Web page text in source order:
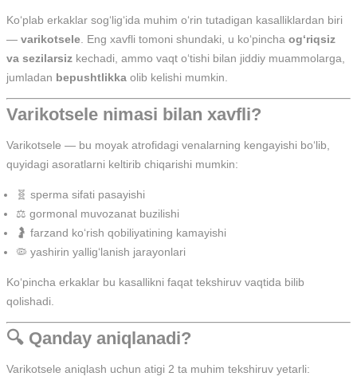
Ko‘plab erkaklar sog‘lig‘ida muhim o‘rin tutadigan kasalliklardan biri
— varikotsele . Eng xavfli tomoni shundaki, u ko‘pincha og‘riqsiz
va sezilarsiz kechadi, ammo vaqt o‘tishi bilan jiddiy muammolarga,
jumladan bepushtlikka olib kelishi mumkin.
Varikotsele nimasi bilan xavfli?
Varikotsele — bu moyak atrofidagi venalarning kengayishi bo‘lib,
quyidagi asoratlarni keltirib chiqarishi mumkin:
🧬 sperma sifati pasayishi
⚖️ gormonal muvozanat buzilishi
🤰 farzand ko‘rish qobiliyatining kamayishi
🦠 yashirin yallig‘lanish jarayonlari
Ko‘pincha erkaklar bu kasallikni faqat tekshiruv vaqtida bilib
qolishadi.
🔍 Qanday aniqlanadi?
Varikotsele aniqlash uchun atigi 2 ta muhim tekshiruv yetarli: